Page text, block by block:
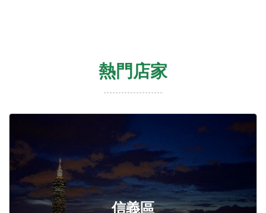
熱門店家
信義區